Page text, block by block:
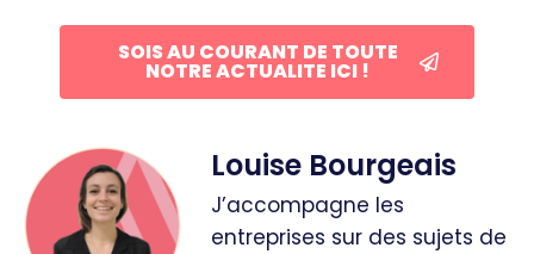
SOIS AU COURANT DE TOUTE
NOTRE ACTUALITE ICI !
Louise Bourgeais
J’accompagne les
entreprises sur des sujets de